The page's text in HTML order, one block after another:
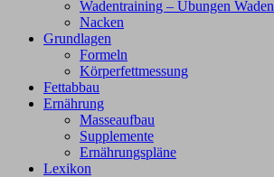
Wadentraining – Übungen Waden
Nacken
Grundlagen
Formeln
Körperfettmessung
Fettabbau
Ernährung
Masseaufbau
Supplemente
Ernährungspläne
Lexikon